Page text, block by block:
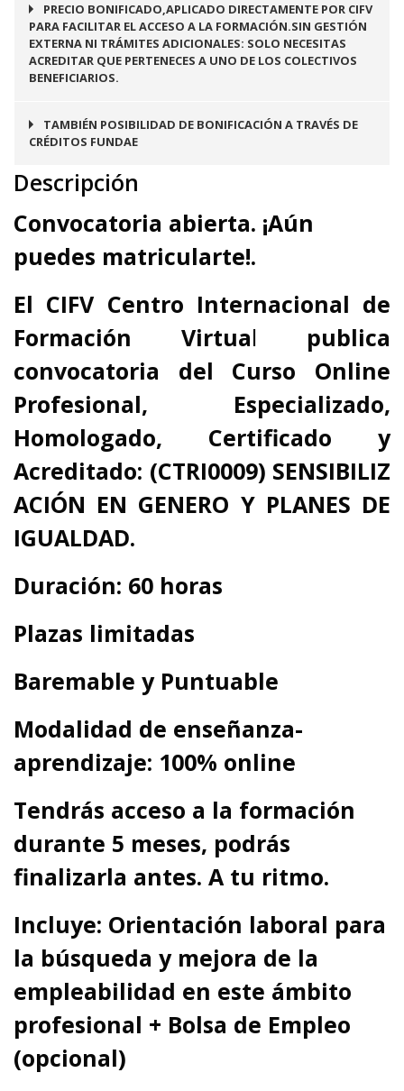
PRECIO BONIFICADO,APLICADO DIRECTAMENTE POR CIFV
PARA FACILITAR EL ACCESO A LA FORMACIÓN.SIN GESTIÓN
EXTERNA NI TRÁMITES ADICIONALES: SOLO NECESITAS
ACREDITAR QUE PERTENECES A UNO DE LOS COLECTIVOS
BENEFICIARIOS.
TAMBIÉN POSIBILIDAD DE BONIFICACIÓN A TRAVÉS DE
CRÉDITOS FUNDAE
Descripción
Convocatoria abierta. ¡Aún
puedes matricularte!.
El CIFV Centro Internacional de
Formación Virtual publica
convocatoria del
Curso Online
Profesional, Especializado,
Homologado, Certificado y
Acreditado: (CTRI0009) SENSIBILIZ
ACIÓN EN GENERO Y PLANES DE
IGUALDAD.
Duración: 60 horas
Plazas limitadas
Baremable y Puntuable
Modalidad de enseñanza-
aprendizaje: 100% online
Tendrás acceso a la formación
durante 5 meses, podrás
finalizarla antes. A tu ritmo.
Incluye: Orientación laboral para
la búsqueda y mejora de la
empleabilidad en este ámbito
profesional + Bolsa de Empleo
(opcional)